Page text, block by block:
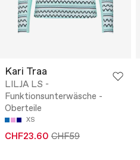
Kari Traa
LILJA LS -
Funktionsunterwäsche -
Oberteile
XS
CHF23.60 CHF59